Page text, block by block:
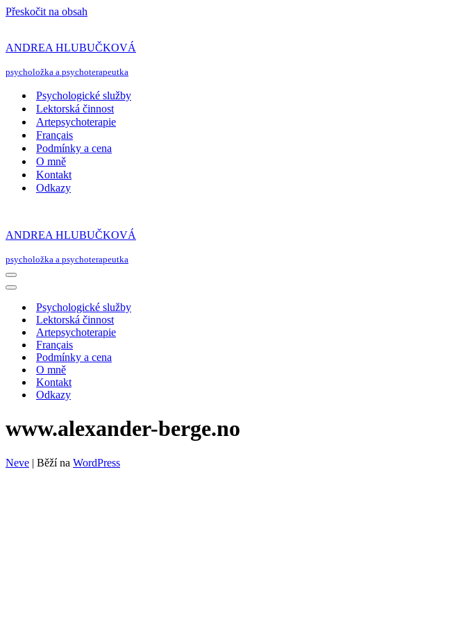
Přeskočit na obsah
ANDREA HLUBUČKOVÁ
psycholožka a psychoterapeutka
Psychologické služby
Lektorská činnost
Artepsychoterapie
Français
Podmínky a cena
O mně
Kontakt
Odkazy
ANDREA HLUBUČKOVÁ
psycholožka a psychoterapeutka
Navigační
menu
Navigační
Psychologické služby
Lektorská činnost
Artepsychoterapie
Français
Podmínky a cena
O mně
Kontakt
Odkazy
www.alexander-berge.no
Neve | Běží na WordPress